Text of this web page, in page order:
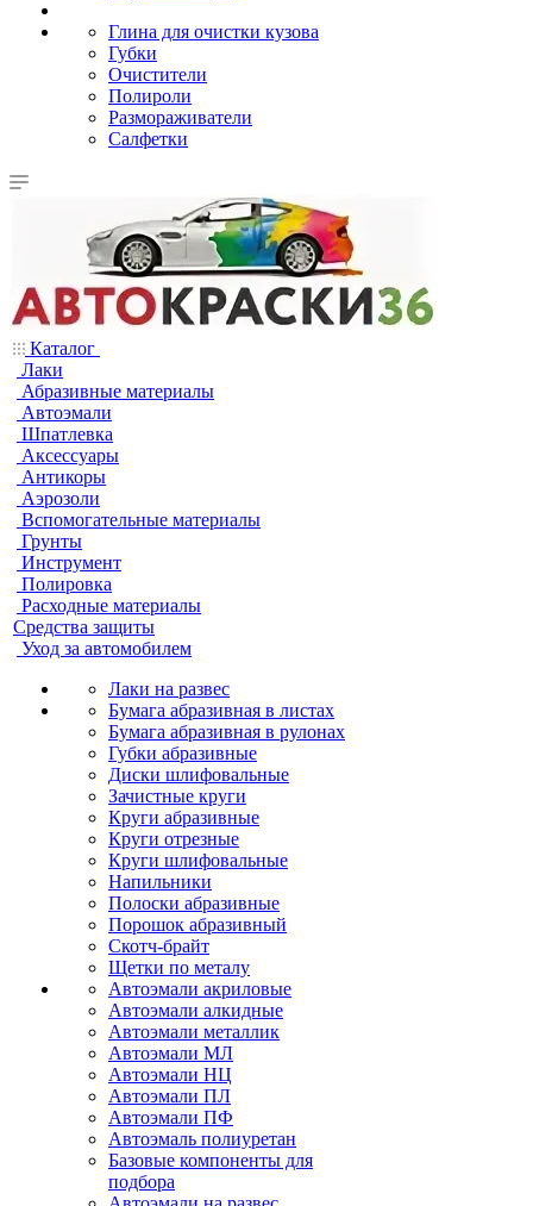
Глина для очистки кузова
Губки
Очистители
Полироли
Размораживатели
Салфетки
Каталог
Лаки
Абразивные материалы
Автоэмали
Шпатлевка
Аксессуары
Антикоры
Аэрозоли
Вспомогательные материалы
Грунты
Инструмент
Полировка
Расходные материалы
Средства защиты
Уход за автомобилем
Лаки на развес
Бумага абразивная в листах
Бумага абразивная в рулонах
Губки абразивные
Диски шлифовальные
Зачистные круги
Круги абразивные
Круги отрезные
Круги шлифовальные
Напильники
Полоски абразивные
Порошок абразивный
Скотч-брайт
Щетки по металу
Автоэмали акриловые
Автоэмали алкидные
Автоэмали металлик
Автоэмали МЛ
Автоэмали НЦ
Автоэмали ПЛ
Автоэмали ПФ
Автоэмаль полиуретан
Базовые компоненты для
подбора